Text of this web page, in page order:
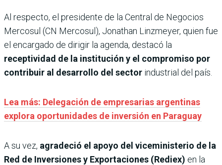
Al respecto, el presidente de la Central de Negocios
Mercosul (CN Mercosul), Jonathan Linzmeyer, quien fue
el encargado de dirigir la agenda, destacó la
receptividad de la institución y el compromiso por
contribuir al desarrollo del sector industrial del país.
Lea más: Delegación de empresarias argentinas
explora oportunidades de inversión en Paraguay
A su vez, agradeció el apoyo del viceministerio de la
Red de Inversiones y Exportaciones (Rediex) en la